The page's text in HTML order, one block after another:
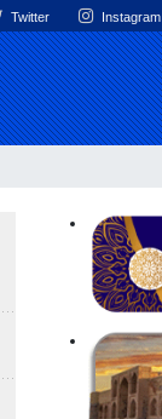
Twitter Instagram